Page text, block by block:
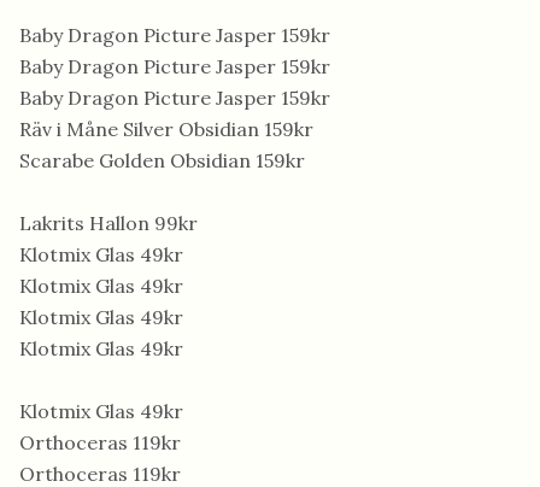
Baby Dragon Picture Jasper 159kr
Baby Dragon Picture Jasper 159kr
Baby Dragon Picture Jasper 159kr
Räv i Måne Silver Obsidian 159kr
Scarabe Golden Obsidian 159kr
Lakrits Hallon 99kr
Klotmix Glas 49kr
Klotmix Glas 49kr
Klotmix Glas 49kr
Klotmix Glas 49kr
Klotmix Glas 49kr
Orthoceras 119kr
Orthoceras 119kr